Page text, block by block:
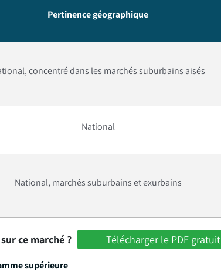
Pertinence géographique
concentré dans les marchés suburbains aisés
National
National, marchés suburbains et exurbains
ce marché ? Télécharger le PDF gratuit
supérieure